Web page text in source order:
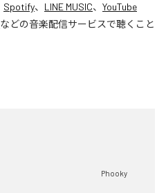
Spotify、 LINE MUSIC、 YouTube
などの音楽配信サービスで聴くこと
Phooky